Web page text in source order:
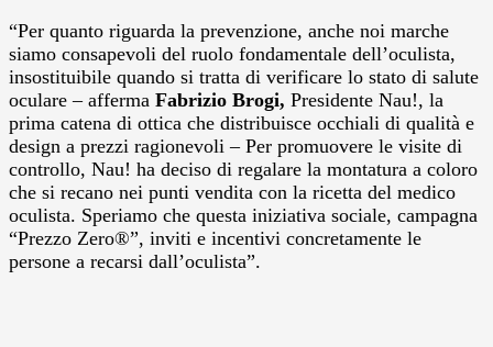
“Per quanto riguarda la prevenzione, anche noi marche
siamo consapevoli del ruolo fondamentale dell’oculista,
insostituibile quando si tratta di verificare lo stato di salute
oculare – afferma Fabrizio Brogi, Presidente Nau!, la
prima catena di ottica che distribuisce occhiali di qualità e
design a prezzi ragionevoli – Per promuovere le visite di
controllo, Nau! ha deciso di regalare la montatura a coloro
che si recano nei punti vendita con la ricetta del medico
oculista. Speriamo che questa iniziativa sociale, campagna
“Prezzo Zero®”, inviti e incentivi concretamente le
persone a recarsi dall’oculista”.